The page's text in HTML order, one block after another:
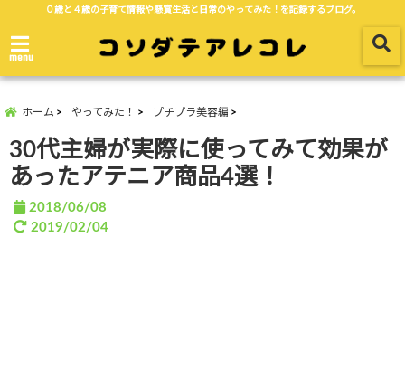
０歳と４歳の子育て情報や懸賞生活と日常のやってみた！を記録するブログ。
menu
ホーム やってみた！ プチプラ美容編
30代主婦が実際に使ってみて効果が
あったアテニア商品4選！
2018/06/08
2019/02/04